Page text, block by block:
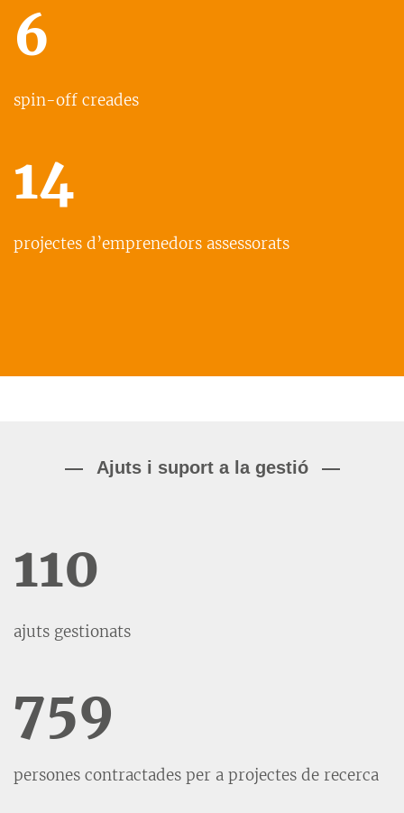
6
spin-off creades
14
projectes d’emprenedors assessorats
Ajuts i suport a la gestió
110
ajuts gestionats
759
persones contractades per a projectes de recerca